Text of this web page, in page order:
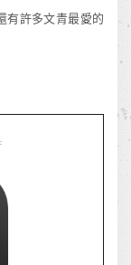
有許多文青最愛的